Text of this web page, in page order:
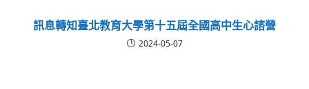
訊息轉知臺北教育大學第十五屆全國高中生心諮營
2024-05-07